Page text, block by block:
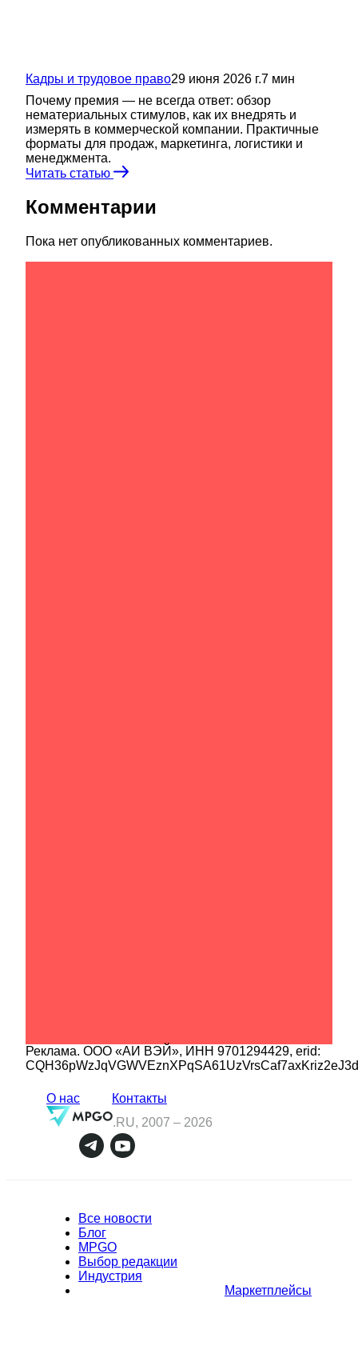
Кадры и трудовое право29 июня 2026 г.7 мин
Почему премия — не всегда ответ: обзор
нематериальных стимулов, как их внедрять и
измерять в коммерческой компании. Практичные
форматы для продаж, маркетинга, логистики и
менеджмента.
Читать статью
Комментарии
Пока нет опубликованных комментариев.
Реклама. ООО «АИ ВЭЙ», ИНН 9701294429, erid:
О нас
Контакты
.RU, 2007 – 2026
Все новости
Блог
MPGO
Выбор редакции
Индустрия
Маркетплейсы